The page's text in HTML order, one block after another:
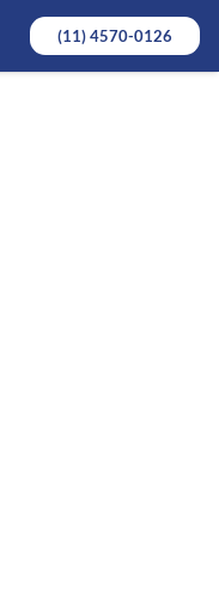
(11) 4570-0126